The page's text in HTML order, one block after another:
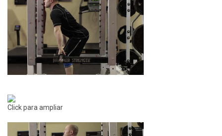
Click para ampliar